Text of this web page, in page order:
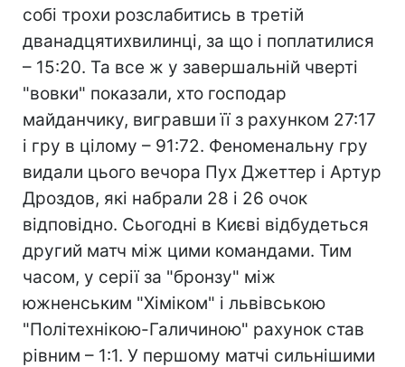
собі трохи розслабитись в третій
дванадцятихвилинці, за що і поплатилися
– 15:20. Та все ж у завершальній чверті
"вовки" показали, хто господар
майданчику, вигравши її з рахунком 27:17
і гру в цілому – 91:72. Феноменальну гру
видали цього вечора Пух Джеттер і Артур
Дроздов, які набрали 28 і 26 очок
відповідно. Сьогодні в Києві відбудеться
другий матч між цими командами. Тим
часом, у серії за "бронзу" між
южненським "Хіміком" і львівською
"Політехнікою-Галичиною" рахунок став
рівним – 1:1. У першому матчі сильнішими